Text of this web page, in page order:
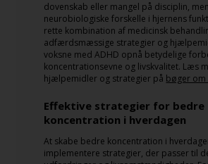
dovenskab eller mangel på disciplin,
neurobiologiske forskelle i hjernens
rette kombination af medicinsk
adfærdsmæssige strategier og
voksne med ADHD opnå betydelige
koncentrationsevne og livskvalitet. Læs
hjælpemidler og strategier på bøger om
Effektive strategier for bedre
koncentration i hverdagen
At skabe bedre koncentration i
implementere strategier, der passer til